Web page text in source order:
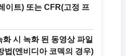
이트) 또는 CFR(고정 프
화 시 녹화 된 동영상 파일
법(엔비디아 코덱의 경우)